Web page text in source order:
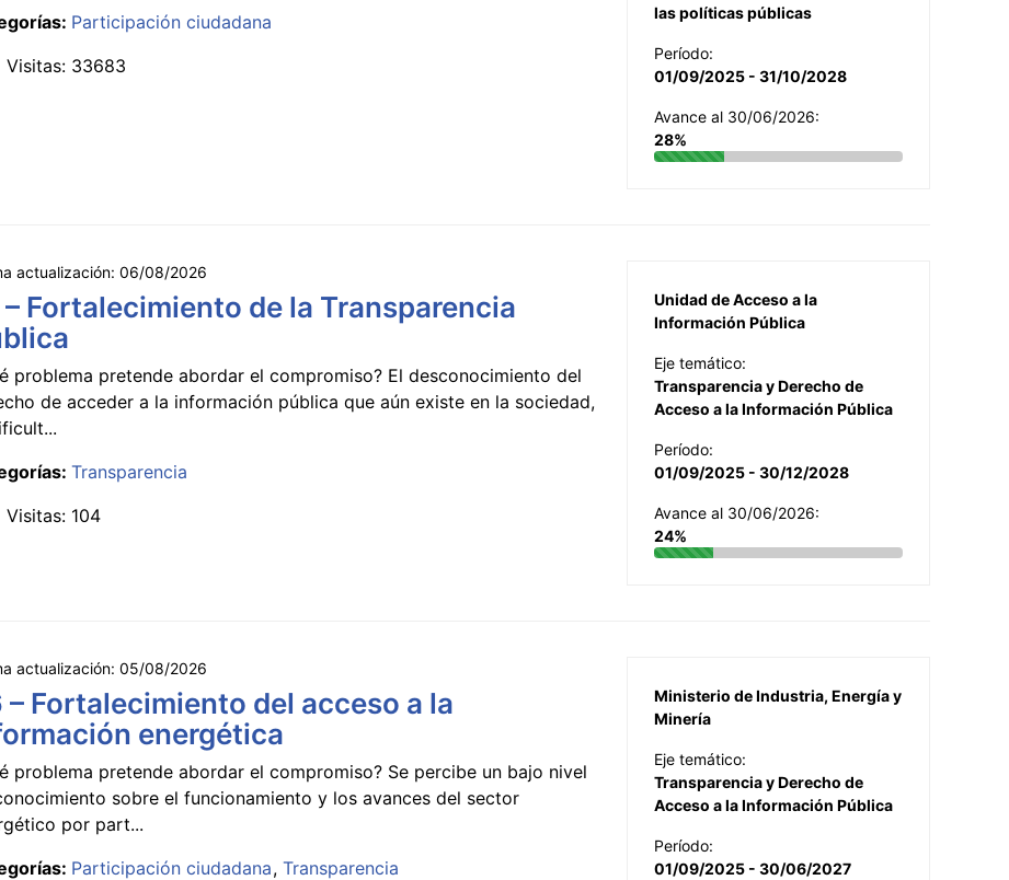
Participación ciudadana
Visitas: 33683
las políticas públicas
Período:
01/09/2025 - 31/10/2028
Avance al 30/06/2026:
28%
actualización: 06/08/2026
– Fortalecimiento de la Transparencia
problema pretende abordar el compromiso? El desconocimiento del
de acceder a la información pública que aún existe en la sociedad,
Transparencia
Visitas: 104
Unidad de Acceso a la
Información Pública
Eje temático:
Transparencia y Derecho de
Acceso a la Información Pública
Período:
01/09/2025 - 30/12/2028
Avance al 30/06/2026:
24%
actualización: 05/08/2026
– Fortalecimiento del acceso a la
energética
problema pretende abordar el compromiso? Se percibe un bajo nivel
sobre el funcionamiento y los avances del sector
por part...
Participación ciudadana Transparencia
Ministerio de Industria, Energía y
Minería
Eje temático:
Transparencia y Derecho de
Acceso a la Información Pública
Período:
01/09/2025 - 30/06/2027